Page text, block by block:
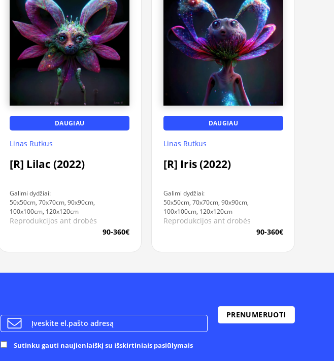
DAUGIAU
Linas Rutkus
[R] Lilac (2022)
Galimi dydžiai:
50x50cm, 70x70cm, 90x90cm,
100x100cm, 120x120cm
Reprodukcijos ant drobės
90-360€
DAUGIAU
Linas Rutkus
[R] Iris (2022)
Galimi dydžiai:
50x50cm, 70x70cm, 90x90cm,
100x100cm, 120x120cm
Reprodukcijos ant drobės
90-360€
Sutinku gauti naujienlaiškį su išskirtiniais pasiūlymais